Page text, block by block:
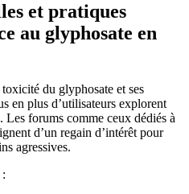
et pratiques
au glyphosate en
du glyphosate et ses
en plus d’utilisateurs explorent
Les forums comme ceux dédiés à
d’un regain d’intérêt pour
agressives.